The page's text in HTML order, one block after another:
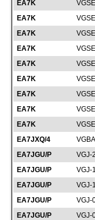
EA7K
EA7K
EA7K
EA7K
EA7K
EA7K
EA7K
EA7K
EA7K
EA7JXQ/4
EA7JGU/P
VGJ-
EA7JGU/P
VGJ-
EA7JGU/P
VGJ-
EA7JGU/P
VGJ-
EA7JGU/P
VGJ-